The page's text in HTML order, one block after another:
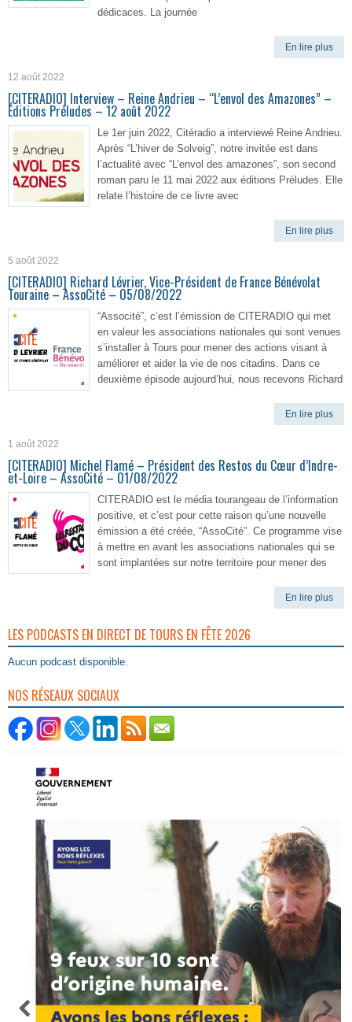
dédicaces. La journée
En lire plus
12 août 2022
[CITERADIO] Interview – Reine Andrieu – “L’envol des Amazones” –
Éditions Préludes – 12 août 2022
Le 1er juin 2022, Citéradio a interviewé Reine Andrieu.
Après “L’hiver de Solveig”, notre invitée est dans
l’actualité avec “L’envol des amazones”, son second
roman paru le 11 mai 2022 aux éditions Préludes. Elle
relate l’histoire de ce livre avec
En lire plus
5 août 2022
[CITERADIO] Richard Lévrier, Vice-Président de France Bénévolat
Touraine – AssoCité – 05/08/2022
“Associté”, c’est l’émission de CITERADIO qui met
en valeur les associations nationales qui sont venues
s’installer à Tours pour mener des actions visant à
améliorer et aider la vie de nos citadins. Dans ce
deuxième épisode aujourd’hui, nous recevons Richard
En lire plus
1 août 2022
[CITERADIO] Michel Flamé – Président des Restos du Cœur d’Indre-
et-Loire – AssoCité – 01/08/2022
CITERADIO est le média tourangeau de l’information
positive, et c’est pour cette raison qu’une nouvelle
émission a été créée, “AssoCité”. Ce programme vise
à mettre en avant les associations nationales qui se
sont implantées sur notre territoire pour mener des
En lire plus
LES PODCASTS EN DIRECT DE TOURS EN FÊTE 2026
Aucun podcast disponible.
NOS RÉSEAUX SOCIAUX